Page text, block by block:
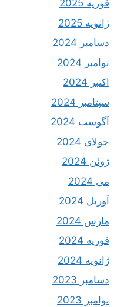
فوریه 2025
ژانویه 2025
دسامبر 2024
نوامبر 2024
اکتبر 2024
سپتامبر 2024
آگوست 2024
جولای 2024
ژوئن 2024
می 2024
آوریل 2024
مارس 2024
فوریه 2024
ژانویه 2024
دسامبر 2023
نوامبر 2023